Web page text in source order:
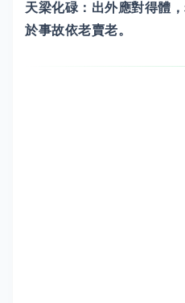
天梁化碌：出外應對得體
於事故依老賣老。